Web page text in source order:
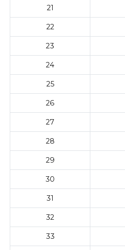
21
22
23
24
25
26
27
28
29
30
31
32
33